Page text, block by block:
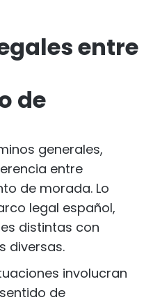
entre
de
generales,
entre
de morada. Lo
legal español,
distintas con
diversas.
involucran
de